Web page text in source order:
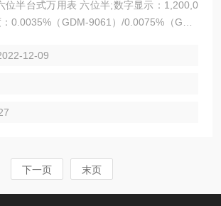
位半台式万用表 六位半;数字显示：1,200,0
0.0035%（GDM-9061）/0.0075%（GDM
管，连续性，温度和电容 采样率高达10k S
12-09
下一页 末页